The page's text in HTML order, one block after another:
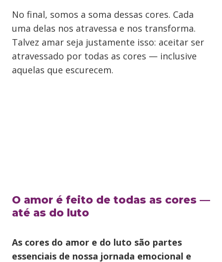
No final, somos a soma dessas cores. Cada
uma delas nos atravessa e nos transforma.
Talvez amar seja justamente isso: aceitar ser
atravessado por todas as cores — inclusive
aquelas que escurecem.
O amor é feito de todas as cores —
até as do luto
As cores do amor e do luto são partes
essenciais de nossa jornada emocional e